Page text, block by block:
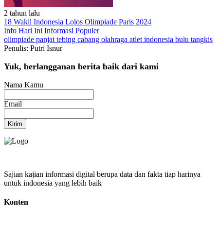
2 tahun lalu
18 Wakil Indonesia Lolos Olimpiade Paris 2024
Info Hari Ini Informasi Populer
olimpiade panjat tebing cabang olahraga atlet indonesia bulu tangkis
Penulis: Putri Isnur
Yuk, berlangganan berita baik dari kami
Nama Kamu
Email
Kirim
Sajian kajian informasi digital berupa data dan fakta tiap harinya
untuk indonesia yang lebih baik
Konten